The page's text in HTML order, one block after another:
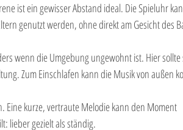
ist ein gewisser Abstand ideal. Die Spieluhr
genutzt werden, ohne direkt am Gesicht des
wenn die Umgebung ungewohnt ist. Hier sollte
Zum Einschlafen kann die Musik von außen
Eine kurze, vertraute Melodie kann den Moment
lieber gezielt als ständig.